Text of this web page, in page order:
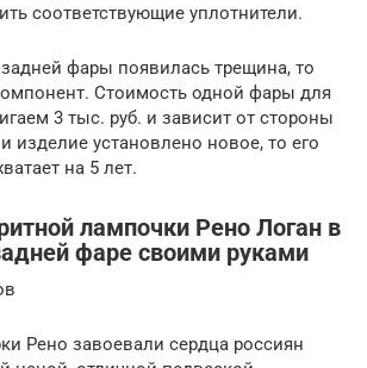
соответствующие уплотнители.
фары появилась трещина, то
Стоимость одной фары для
3 тыс. руб. и зависит от стороны
изделие установлено новое, то его
на 5 лет.
лампочки Рено Логан в
фаре своими руками
Рено завоевали сердца россиян